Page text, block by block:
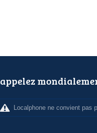
appelez
Localphone ne convient pas